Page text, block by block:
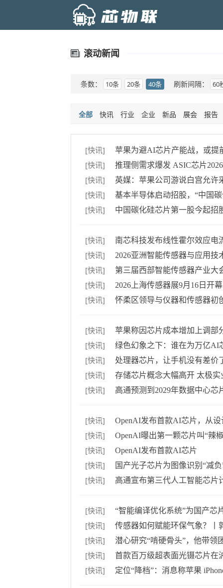
滚动新闻
条数： 10条 20条 40条 刷新间隔： 60
全部 快讯 行业 企业 新品 展会 报告
[快讯] 苹果为避AI芯片产能战，或提
[快讯] 推理侧需求爆发 ASIC芯片
[快讯] 英媒：苹果公司游说白宫允许
[快讯] 基本半导体启动招股，“中国
[快讯] 中国碳化硅芯片第一股今起招
[快讯] 南芯科技发布线性霍尔效应电
[快讯] 2026亚洲智能传感器与应用技
[快讯] 第三届西部智能传感器产业大
[快讯] 2026上海传感器展9月16日开
[快讯] 怀柔区领导与仪器和传感器初
[快讯] 苹果称因芯片成本增加上调部
[快讯] 绿色幻象之下：谁在为万亿AI
[快讯] 处理器芯片，让手机没有差价
[快讯] 存储芯片概念大幅高开 太极
[快讯] 高通预测到2029年数据中心芯
[快讯] OpenAI发布首款AI芯片，从
[快讯] OpenAI曝出第一颗芯片叫“辣
[快讯] OpenAI发布首款AI芯片
[快讯] 国产光子芯片为图像识别“减负
[快讯] 高通宣布第三代人工智能芯片
[快讯] “智能编译优化系统”为国产芯
[快讯] 传感器如何赋能环保气象？丨
[快讯] 潜心研究“啃硬骨头”，他带领
[快讯] 首款百万级超表面光镊芯片在
[快讯] 定位“降档”：消息称苹果